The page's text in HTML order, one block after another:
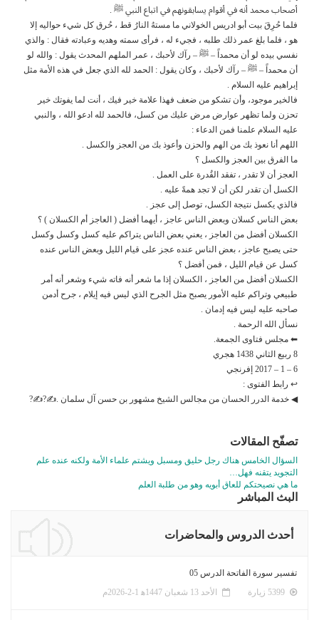
أصحاب محمد أنه في أقوام يسابقونهم في اتباع النبي ﷺ .
فلما حُرِقَ بيت أبو ادريس الخولاني ما مستهُ النارُ قط ، حُرق كل شيء حواليه إلا
هو ، فلما بلغ عمر ذلك طلبه ، فجيء له ، فرأى سمته وهديه وعبادته فقال : والذي
نفسي بيده لو أن محمداً – ﷺ – رآك لأحبك ، عمر الملهم المحدث يقول : والله لو
أن محمداً – ﷺ – رآك لأحبك ، وكان يقول : الحمد لله الذي جعل في هذه الأمة مثل
إبراهيم عليه السلام .
فالخير موجود، وأن تشكو من ضعف فهذا علامة خير فيك ، أنت لما يفوتك خير
تحزن ولما تظهر عوارض مرض عليك من كسل، فالحمد لله ادعو الله ، والنبي
عليه السلام علمنا فمن الدعاء :
اللهم أنا نعوذ بك من الهم والحزن وأعوذ بك من العجز والكسل .
ما الفرق بين العجز والكسل ؟
العجز أن لا تقدر ، تفقد القُدرة على العمل .
الكسل أن تقدر لكن أن لا تجد همةً عليه .
فالذي يكسل نتيجة الكسل، توصل إلى عجز .
بعض الناس كسلان وبعض الناس عاجز ، أيهما أفضل ( العاجز أم الكسلان ) ؟
الكسلان أفضل من العاجز ، يعني بعض الناس يتراكم عليه كسل وكسل وكسل
حتى يصبح عاجز ، بعض الناس عنده عجز على قيام الليل وبعض الناس عنده
كسل عن قيام الليل ، فمن أفضل ؟
الكسلان أفضل من العاجز ، الكسلان إذا ما شعر أنه فاته شيء وشعر أنه أمر
طبيعي وتراكم عليه الأمور يصبح مثل الجرح الذي ليس فيه إيلام ، جرح أدمن
صاحبه عليه ليس فيه إدمان .
نسأل الله الرحمة .
⬅ مجلس فتاوى الجمعة.
8 ربيع الثاني 1438 هجري
6 – 1 – 2017 إفرنجي
↩ رابط الفتوى :
◀ خدمة الدرر الحسان من مجالس الشيخ مشهور بن حسن آل سلمان .✍?✍?
تصفّح المقالات
السؤال الخامس هناك رجل حليق ومسبل ويشتم علماء الأمة ولكنه عنده علم
التجويد يتقنه فهل…
ما هي نصيحتكم للعاق أبويه وهو من طلبة العلم
البث المباشر
أحدث الدروس والمحاضرات
تفسير سورة الفاتحة الدرس 05
الأحد 13 شعبان 1447ﻫ 1-2-2026م